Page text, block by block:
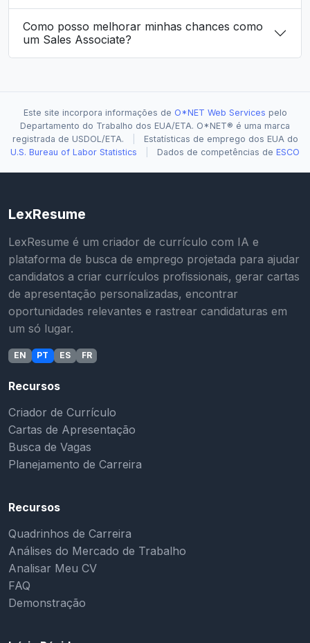
Como posso melhorar minhas chances como
um Sales Associate?
Este site incorpora informações de O*NET Web Services pelo
Departamento do Trabalho dos EUA/ETA. O*NET® é uma marca
registrada de USDOL/ETA.
Estatísticas de emprego dos EUA do
U.S. Bureau of Labor Statistics
Dados de competências de ESCO
LexResume
LexResume é um criador de currículo com IA e
plataforma de busca de emprego projetada para ajudar
candidatos a criar currículos profissionais, gerar cartas
de apresentação personalizadas, encontrar
oportunidades relevantes e rastrear candidaturas em
um só lugar.
EN PT ES FR
Recursos
Criador de Currículo
Cartas de Apresentação
Busca de Vagas
Planejamento de Carreira
Recursos
Quadrinhos de Carreira
Análises do Mercado de Trabalho
Analisar Meu CV
FAQ
Demonstração